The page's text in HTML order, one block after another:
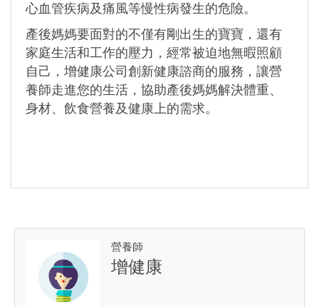
心血管疾病及痛風等慢性病發生的危險。
產後媽媽要面對的不僅有剛出生的寶寶，還有
家庭生活和工作的壓力，經常被迫地無暇照顧
自己，增健康公司創新健康諮商的服務，讓營
養師走進您的生活，協助產後媽媽解決體重、
身材、飲食營養及健康上的需求。
營養師
增健康